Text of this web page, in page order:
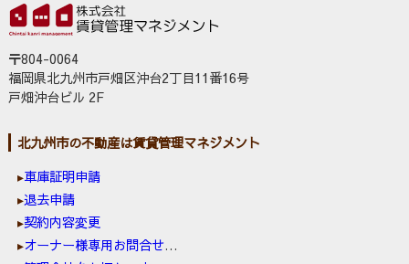
〒804-0064
福岡県北九州市戸畑区沖台2丁目11番16号
戸畑沖台ビル 2F
北九州市の不動産は賃貸管理マネジメント
車庫証明申請
退去申請
契約内容変更
オーナー様専用お問合せ窓口